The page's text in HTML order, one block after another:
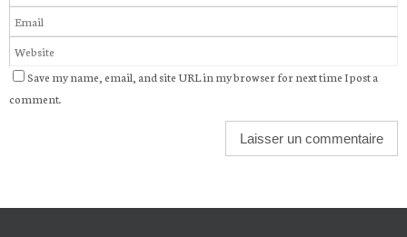
Save my name, email, and site URL in my browser for next time I post a
comment.